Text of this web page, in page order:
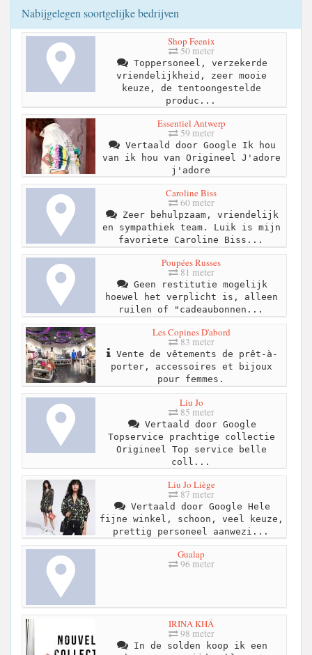
Nabijgelegen soortgelijke bedrijven
Shop Feenix
50 meter
Toppersoneel, verzekerde
vriendelijkheid, zeer mooie
keuze, de tentoongestelde
produc...
Essentiel Antwerp
59 meter
Vertaald door Google Ik hou
van ik hou van Origineel J'adore
j'adore
Caroline Biss
60 meter
Zeer behulpzaam, vriendelijk
en sympathiek team. Luik is mijn
favoriete Caroline Biss...
Poupées Russes
81 meter
Geen restitutie mogelijk
hoewel het verplicht is, alleen
ruilen of "cadeaubonnen...
Les Copines D'abord
83 meter
Vente de vêtements de prêt-à-
porter, accessoires et bijoux
pour femmes.
Liu Jo
85 meter
Vertaald door Google
Topservice prachtige collectie
Origineel Top service belle
coll...
Liu Jo Liège
87 meter
Vertaald door Google Hele
fijne winkel, schoon, veel keuze,
prettig personeel aanwezi...
Gualap
96 meter
IRINA KHÄ
98 meter
In de solden koop ik een